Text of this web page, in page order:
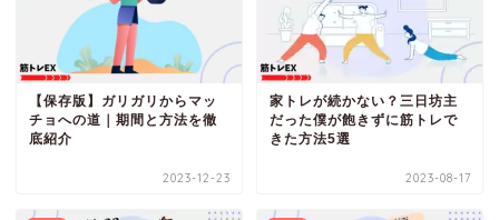
【保存版】ガリガリからマッ
チョへの道｜期間と方法を徹
底紹介
2023-12-23
家トレが続かない？三日坊主
だった僕が飽きずに筋トレで
きた方法5選
2023-08-17